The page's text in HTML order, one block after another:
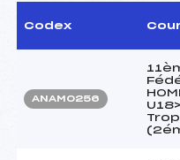
Codex
ANAM0256